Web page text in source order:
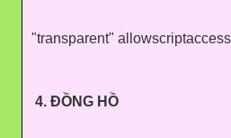
"transparent"
4. ĐỒNG HỒ